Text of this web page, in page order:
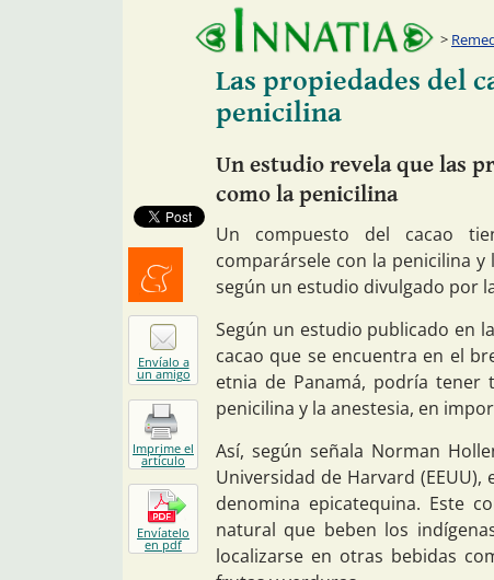
Las propiedades del
penicilina
Un estudio revela que las
como la penicilina
Un compuesto del cacao
comparársele con la penicilina
según un estudio divulgado por
Según un estudio publicado en
cacao que se encuentra en el
etnia de Panamá, podría tener
penicilina y la anestesia, en
Así, según señala Norman
Universidad de Harvard
denomina epicatequina. Este
natural que beben los
localizarse en otras bebidas
Menéalo
Envíalo a
un amigo
Imprime el
artículo
Envíatelo
en pdf